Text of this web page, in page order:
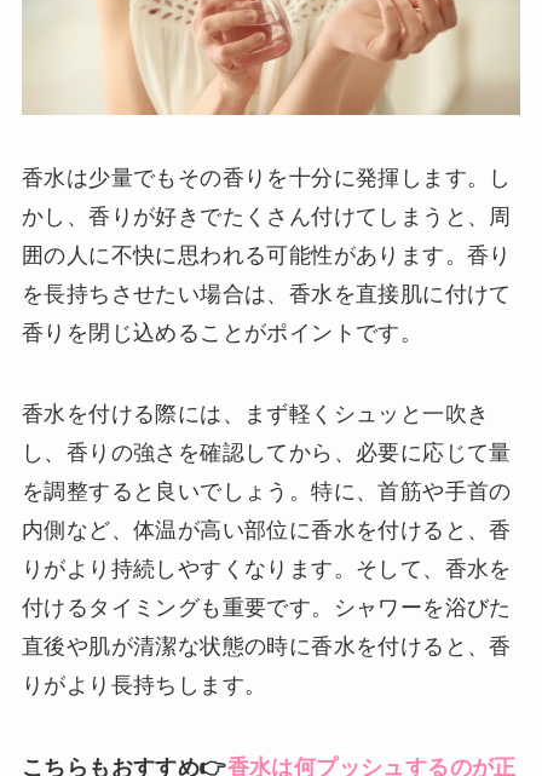
香水は少量でもその香りを十分に発揮します。し
かし、香りが好きでたくさん付けてしまうと、周
囲の人に不快に思われる可能性があります。香り
を長持ちさせたい場合は、香水を直接肌に付けて
香りを閉じ込めることがポイントです。
香水を付ける際には、まず軽くシュッと一吹き
し、香りの強さを確認してから、必要に応じて量
を調整すると良いでしょう。特に、首筋や手首の
内側など、体温が高い部位に香水を付けると、香
りがより持続しやすくなります。そして、香水を
付けるタイミングも重要です。シャワーを浴びた
直後や肌が清潔な状態の時に香水を付けると、香
りがより長持ちします。
こちらもおすすめ👉香水は何プッシュするのが正